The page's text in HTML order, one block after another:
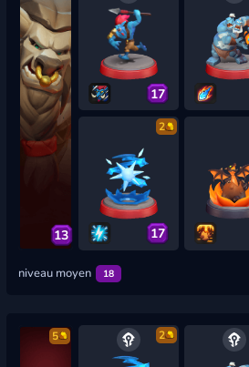
13
17
2
17
niveau moyen 18
5 2